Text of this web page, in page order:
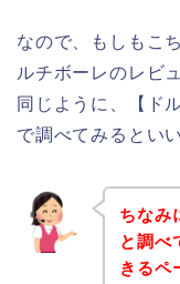
なので、もしもこ
ルチボーレのレビ
同じように、【ド
で調べてみるとい
ちなみ
と調べ
きるペ